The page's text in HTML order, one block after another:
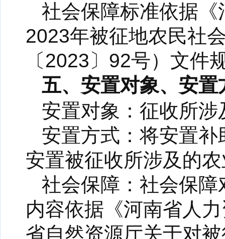
社会保障标准依据
2023年被征地农民社
〔2023〕92号）文件
五、安置对象、安
安置对象：征收所
安置方式：将安置
安置被征收所涉及的
社会保障：社会保
内容依据《河南省人
省自然资源厅关于对